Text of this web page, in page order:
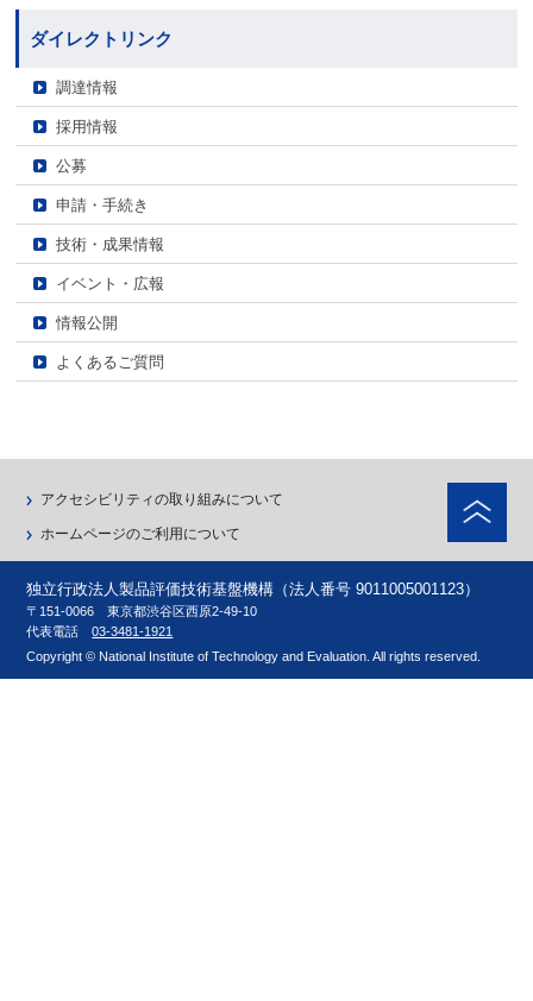
ダイレクトリンク
調達情報
採用情報
公募
申請・手続き
技術・成果情報
イベント・広報
情報公開
よくあるご質問
アクセシビリティの取り組みについて
ホームページのご利用について
独立行政法人製品評価技術基盤機構（法人番号 9011005001123）
〒151-0066 東京都渋谷区西原2-49-10
代表電話03-3481-1921
Copyright © National Institute of Technology and Evaluation. All rights reserved.